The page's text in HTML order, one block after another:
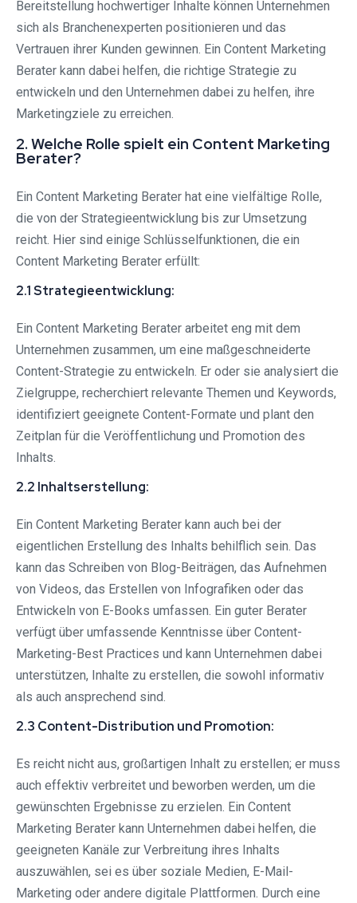
Bereitstellung hochwertiger Inhalte können Unternehmen
sich als Branchenexperten positionieren und das
Vertrauen ihrer Kunden gewinnen. Ein Content Marketing
Berater kann dabei helfen, die richtige Strategie zu
entwickeln und den Unternehmen dabei zu helfen, ihre
Marketingziele zu erreichen.
2. Welche Rolle spielt ein Content Marketing
Berater?
Ein Content Marketing Berater hat eine vielfältige Rolle,
die von der Strategieentwicklung bis zur Umsetzung
reicht. Hier sind einige Schlüsselfunktionen, die ein
Content Marketing Berater erfüllt:
2.1 Strategieentwicklung:
Ein Content Marketing Berater arbeitet eng mit dem
Unternehmen zusammen, um eine maßgeschneiderte
Content-Strategie zu entwickeln. Er oder sie analysiert die
Zielgruppe, recherchiert relevante Themen und Keywords,
identifiziert geeignete Content-Formate und plant den
Zeitplan für die Veröffentlichung und Promotion des
Inhalts.
2.2 Inhaltserstellung:
Ein Content Marketing Berater kann auch bei der
eigentlichen Erstellung des Inhalts behilflich sein. Das
kann das Schreiben von Blog-Beiträgen, das Aufnehmen
von Videos, das Erstellen von Infografiken oder das
Entwickeln von E-Books umfassen. Ein guter Berater
verfügt über umfassende Kenntnisse über Content-
Marketing-Best Practices und kann Unternehmen dabei
unterstützen, Inhalte zu erstellen, die sowohl informativ
als auch ansprechend sind.
2.3 Content-Distribution und Promotion:
Es reicht nicht aus, großartigen Inhalt zu erstellen; er muss
auch effektiv verbreitet und beworben werden, um die
gewünschten Ergebnisse zu erzielen. Ein Content
Marketing Berater kann Unternehmen dabei helfen, die
geeigneten Kanäle zur Verbreitung ihres Inhalts
auszuwählen, sei es über soziale Medien, E-Mail-
Marketing oder andere digitale Plattformen. Durch eine